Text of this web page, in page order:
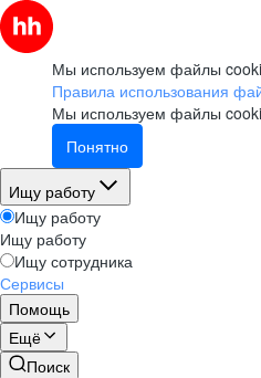
Мы используем файлы
Правила использования
Мы используем файлы
Понятно
Ищу работу
Ищу работу
Ищу работу
Ищу сотрудника
Сервисы
Помощь
Ещё
Поиск